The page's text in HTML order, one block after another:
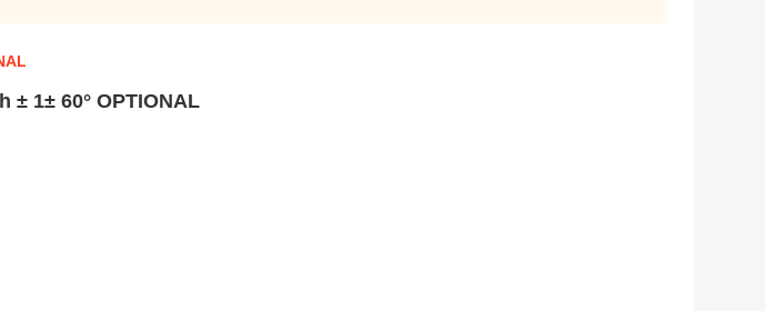
± 1± 60° OPTIONAL